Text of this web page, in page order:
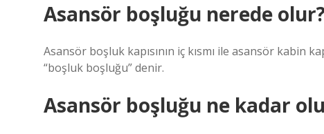
Asansör boşluğu nerede
Asansör boşluk kapısının iç kısmı ile asansör kabin
“boşluk boşluğu” denir.
Asansör boşluğu ne kadar